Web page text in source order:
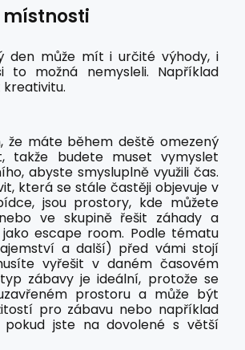
místnosti
den může mít i určité výhody, i
to možná nemysleli. Například
že máte během deště omezený
takže budete muset vymyslet
abyste smysluplně využili čas.
která se stále častěji objevuje v
jsou prostory, kde můžete
ve skupině řešit záhady a
escape room. Podle tématu
a další) před vámi stojí
vyřešit v daném časovém
zábavy je ideální, protože se
prostoru a může být
pro zábavu nebo například
pokud jste na dovolené s větší